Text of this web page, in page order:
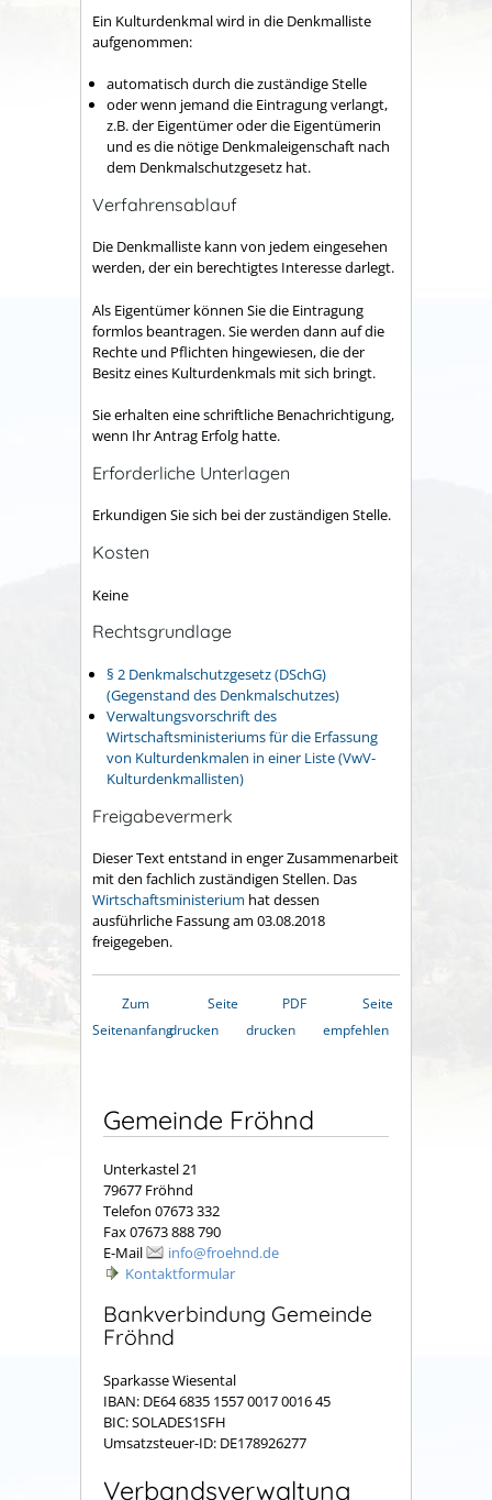
Ein Kulturdenkmal wird in die Denkmalliste
aufgenommen:
automatisch durch die zuständige Stelle
oder wenn jemand die Eintragung verlangt,
z.B. der Eigentümer oder die Eigentümerin
und es die nötige Denkmaleigenschaft nach
dem Denkmalschutzgesetz hat.
Verfahrensablauf
Die Denkmalliste kann von jedem eingesehen
werden, der ein berechtigtes Interesse darlegt.
Als Eigentümer können Sie die Eintragung
formlos beantragen. Sie werden dann auf die
Rechte und Pflichten hingewiesen, die der
Besitz eines Kulturdenkmals mit sich bringt.
Sie erhalten eine schriftliche Benachrichtigung,
wenn Ihr Antrag Erfolg hatte.
Erforderliche Unterlagen
Erkundigen Sie sich bei der zuständigen Stelle.
Kosten
Keine
Rechtsgrundlage
§ 2 Denkmalschutzgesetz (DSchG)
(Gegenstand des Denkmalschutzes)
Verwaltungsvorschrift des
Wirtschaftsministeriums für die Erfassung
von Kulturdenkmalen in einer Liste (VwV-
Kulturdenkmallisten)
Freigabevermerk
Dieser Text entstand in enger Zusammenarbeit
mit den fachlich zuständigen Stellen. Das
Wirtschaftsministerium hat dessen
ausführliche Fassung am 03.08.2018
freigegeben.
Zum
Seitenanfang
Seite
drucken
PDF
drucken
Seite
empfehlen
Gemeinde Fröhnd
Unterkastel 21
79677 Fröhnd
Telefon 07673 332
Fax 07673 888 790
E-Mail
info@froehnd.de
Kontaktformular
Bankverbindung Gemeinde
Fröhnd
Sparkasse Wiesental
IBAN: DE64 6835 1557 0017 0016 45
BIC: SOLADES1SFH
Umsatzsteuer-ID: DE178926277
Verbandsverwaltung